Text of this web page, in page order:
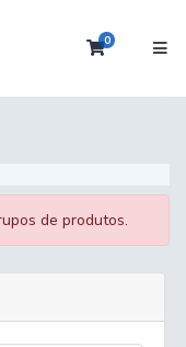
0Carrinho
de produtos.